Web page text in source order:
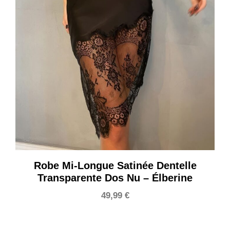
Robe Mi-Longue Satinée Dentelle
Transparente Dos Nu – Élberine
49,99 €